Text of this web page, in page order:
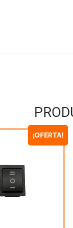
¡OFERTA!